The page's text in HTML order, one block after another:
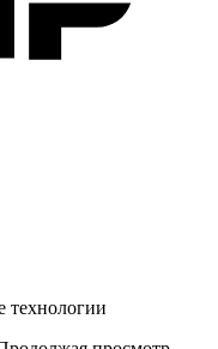
технологии